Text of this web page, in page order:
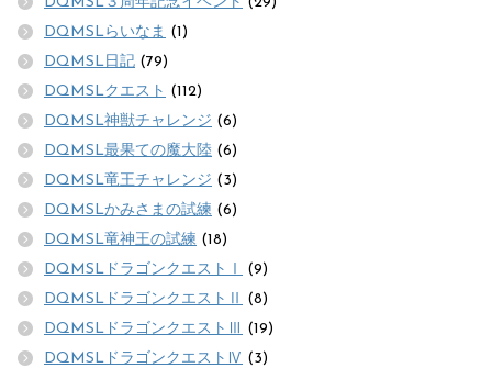
DQMSLらいなま (1)
DQMSL日記 (79)
DQMSLクエスト (112)
DQMSL神獣チャレンジ (6)
DQMSL最果ての魔大陸 (6)
DQMSL竜王チャレンジ (3)
DQMSLかみさまの試練 (6)
DQMSL竜神王の試練 (18)
DQMSLドラゴンクエストⅠ
(9)
DQMSLドラゴンクエストⅡ (8)
DQMSLドラゴンクエストⅢ (19)
DQMSLドラゴンクエストⅣ (3)